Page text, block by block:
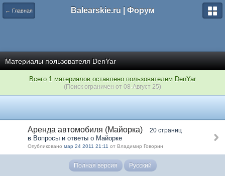
← Главная Balearskie.ru | Форум
Материалы пользователя DenYar
Всего 1 материалов оставлено пользователем DenYar
(Поиск ограничен от 08-Август 25)
Аренда автомобиля (Майорка) 20 страниц
в Вопросы и ответы о Майорке
Опубликовано мар 24 2011 21:11 от Владимир Говорин
Полная версия Русский